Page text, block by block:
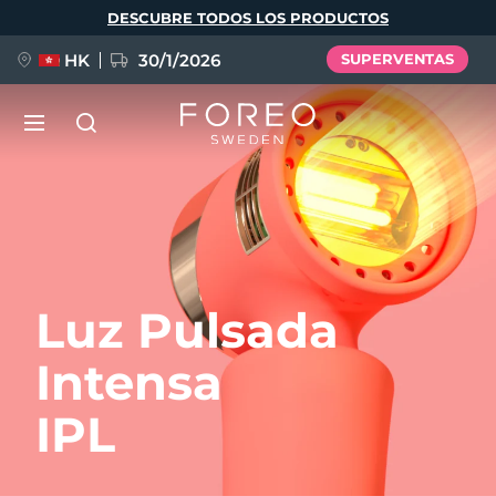
Luz Pulsada
Intensa
IPL
DESCUBRE TODOS LOS PRODUCTOS
HK 30/1/2026 SUPERVENTAS
FLIP™ play advanced
POPULAR
LUNA™ 4
Anti-aging massage
LUNA™ 4 Plus
Anti-aging massage, LED heating
LUNA™ 4 Men
For men, anti-aging massage
BEAR™ 2
Microcurrent toning device
UFO™ 3
Deutsch
Español
Français
Italiano
Português
Polski
Svenska
Русский
Türkçe
繁體中文